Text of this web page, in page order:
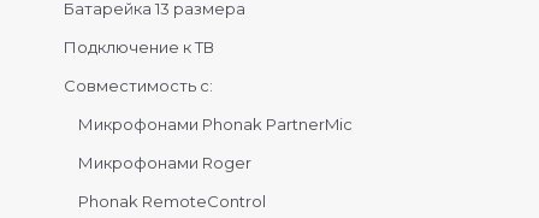
Батарейка 13 размера
Подключение к ТВ
Совместимость с:
Микрофонами Phonak PartnerMic
Микрофонами Roger
Phonak RemoteControl